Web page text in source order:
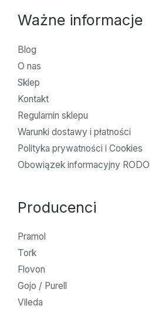
Ważne informacje
Blog
O nas
Sklep
Kontakt
Regulamin sklepu
Warunki dostawy i płatności
Polityka prywatności i Cookies
Obowiązek informacyjny RODO
Producenci
Pramol
Tork
Flovon
Gojo / Purell
Vileda